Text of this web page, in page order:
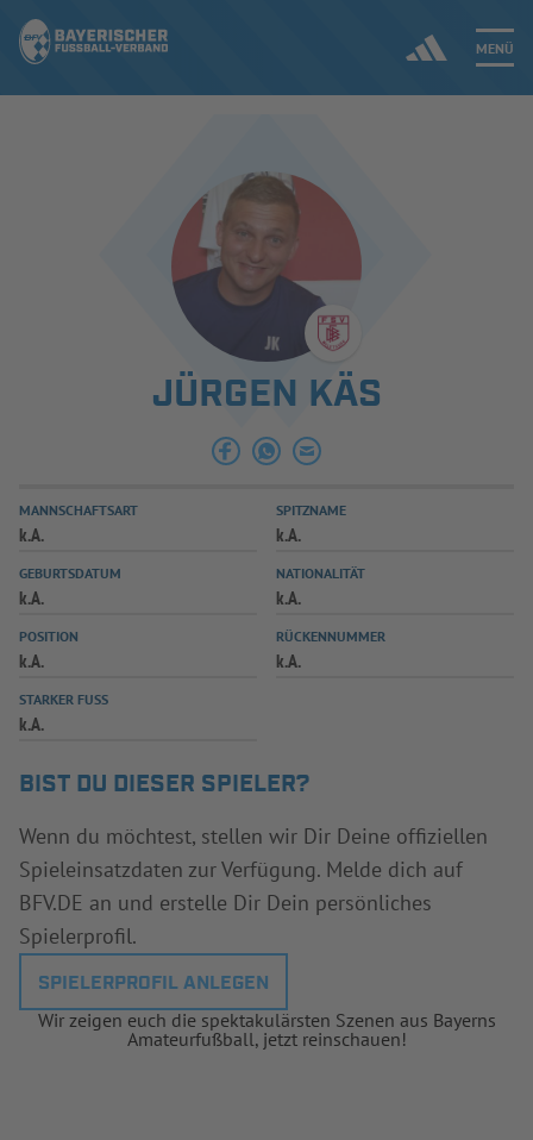
MENÜ
ERGEBNISSE & WETTBEWERBE
SPIELBETRIEB & VERBANDSLEBEN
AUSBILDUNG & FÖRDERUNG
SPIELPLUS
JÜRGEN KÄS
MANNSCHAFTSART
k.A.
SPITZNAME
k.A.
GEBURTSDATUM
k.A.
NATIONALITÄT
k.A.
POSITION
k.A.
RÜCKENNUMMER
k.A.
STARKER FUSS
k.A.
BIST DU DIESER SPIELER?
Wenn du möchtest, stellen wir Dir Deine offiziellen
Spieleinsatzdaten zur Verfügung. Melde dich auf
BFV.DE an und erstelle Dir Dein persönliches
Spielerprofil.
SPIELERPROFIL ANLEGEN
Wir zeigen euch die spektakulärsten Szenen aus Bayerns
Amateurfußball, jetzt reinschauen!